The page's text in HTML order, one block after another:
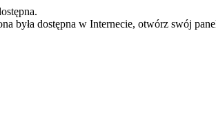
była dostępna w Internecie, otwórz swój